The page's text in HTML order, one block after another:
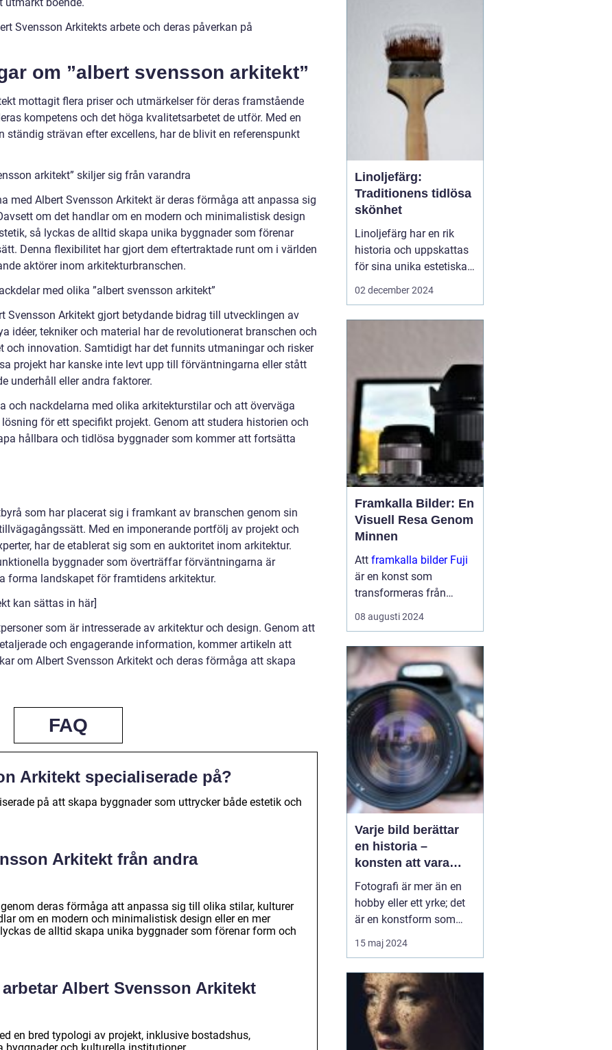
utmärkt boende.
Svensson Arkitekts arbete och deras påverkan på
om ”albert svensson arkitekt”
mottagit flera priser och utmärkelser för deras framstående
kompetens och det höga kvalitetsarbetet de utför. Med en
ständig strävan efter excellens, har de blivit en referenspunkt
arkitekt” skiljer sig från varandra
med Albert Svensson Arkitekt är deras förmåga att anpassa sig
om det handlar om en modern och minimalistisk design
så lyckas de alltid skapa unika byggnader som förenar
Denna flexibilitet har gjort dem eftertraktade runt om i världen
aktörer inom arkitekturbranschen.
med olika ”albert svensson arkitekt”
Svensson Arkitekt gjort betydande bidrag till utvecklingen av
idéer, tekniker och material har de revolutionerat branschen och
och innovation. Samtidigt har det funnits utmaningar och risker
projekt har kanske inte levt upp till förväntningarna eller stått
underhåll eller andra faktorer.
och nackdelarna med olika arkitekturstilar och att överväga
för ett specifikt projekt. Genom att studera historien och
hållbara och tidlösa byggnader som kommer att fortsätta
som har placerat sig i framkant av branschen genom sin
Med en imponerande portfölj av projekt och
har de etablerat sig som en auktoritet inom arkitektur.
byggnader som överträffar förväntningarna är
forma landskapet för framtidens arkitektur.
kan sättas in här]
som är intresserade av arkitektur och design. Genom att
och engagerande information, kommer artikeln att
om Albert Svensson Arkitekt och deras förmåga att skapa
FAQ
Arkitekt specialiserade på?
på att skapa byggnader som uttrycker både estetik och
Arkitekt från andra
deras förmåga att anpassa sig till olika stilar, kulturer
om en modern och minimalistisk design eller en mer
de alltid skapa unika byggnader som förenar form och
Albert Svensson Arkitekt
en bred typologi av projekt, inklusive bostadshus,
säkerställa att gäster...
Linoljefärg:
Traditionens tidlösa
skönhet
Linoljefärg har en rik
historia och uppskattas
för sina unika estetiska
och funktionella
hållbart och miljövänligt
alternativ till...
02 december 2024
Framkalla Bilder: En
Visuell Resa Genom
Minnen
Att framkalla bilder Fuji
är en konst som
transformeras från
digitala pixlar på en
skärm till fysiska
Det är en process s...
08 augusti 2024
Varje bild berättar
en historia –
konsten att vara
fotograf
Fotografi är mer än en
hobby eller ett yrke; det
är en konstform som
möjliggör för oss att
frysa ögonblick och
och händelser på ett sätt
som inget annat
medium kan. En skicklig
fotograf har förmågan
15 maj 2024